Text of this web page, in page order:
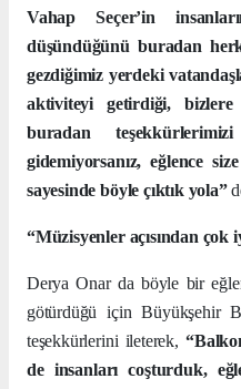
Vahap Seçer’in
düşündüğünü buradan
gezdiğimiz yerdeki
aktiviteyi getirdiği, bizlere
buradan
gidemiyorsanız, eğlence
sayesinde böyle çıktık yola”
“Müzisyenler açısından çok
Derya Onar da böyle bir
götürdüğü için Büyükşehir
teşekkürlerini ileterek,
de insanları coşturduk,